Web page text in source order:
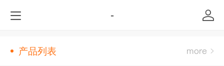
-
产品列表